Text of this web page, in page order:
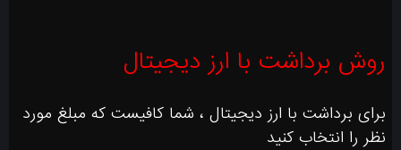
روش برداشت با ارز دیجیتال
برای برداشت با ارز دیجیتال ، شما کافیست که مبلغ مورد
نظر را انتخاب کنید